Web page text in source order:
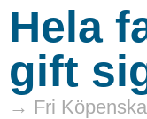
Hela
gift
→ Fri